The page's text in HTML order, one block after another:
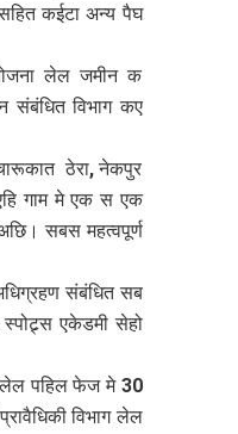
कईटा अन्य पैघ
लेल जमीन क
संबंधित विभाग कए
ठेरा, नेकपुर
गाम मे एक स एक
सबस महत्वपूर्ण
संबंधित सब
एकेडमी सेहो
लेल पहिल फेज मे 30
विभाग लेल